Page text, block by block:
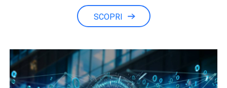
SCOPRI